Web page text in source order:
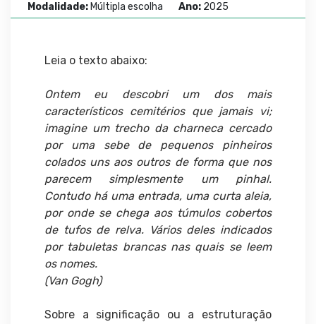
Modalidade: Múltipla escolha Ano: 2025
Leia o texto abaixo:
Ontem eu descobri um dos mais
característicos cemitérios que jamais vi;
imagine um trecho da charneca cercado
por uma sebe de pequenos pinheiros
colados uns aos outros de forma que nos
parecem simplesmente um pinhal.
Contudo há uma entrada, uma curta aleia,
por onde se chega aos túmulos cobertos
de tufos de relva. Vários deles indicados
por tabuletas brancas nas quais se leem
os nomes.
(Van Gogh)
Sobre a significação ou a estruturação